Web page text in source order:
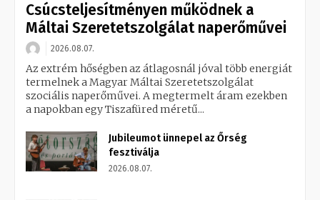
Csúcsteljesítményen működnek a
Máltai Szeretetszolgálat naperőművei
2026.08.07.
Az extrém hőségben az átlagosnál jóval több energiát
termelnek a Magyar Máltai Szeretetszolgálat
szociális naperőművei. A megtermelt áram ezekben
a napokban egy Tiszafüred méretű...
Jubileumot ünnepel az Őrség
fesztiválja
2026.08.07.